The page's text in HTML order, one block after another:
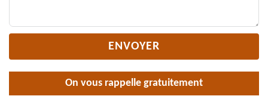
On vous rappelle gratuitement